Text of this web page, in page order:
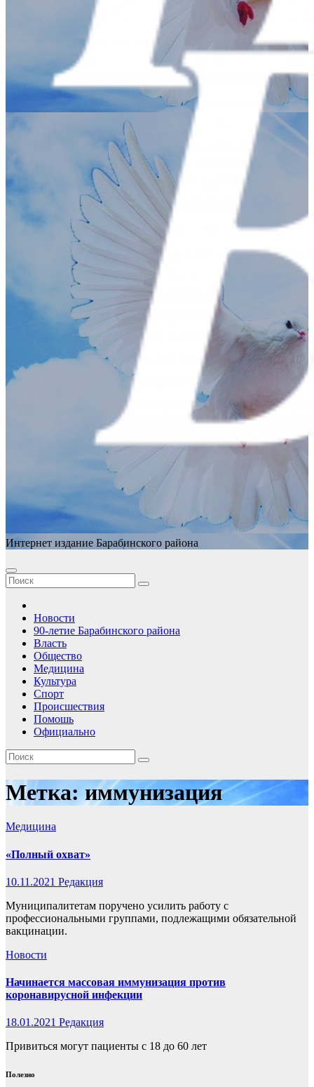
Интернет издание Барабинского района
Новости
90-летие Барабинского района
Власть
Общество
Медицина
Культура
Спорт
Происшествия
Помошь
Официально
Метка:иммунизация
Медицина
«Полный охват»
10.11.2021 Редакция
Муниципалитетам поручено усилить работу с
профессиональными группами, подлежащими обязательной
вакцинации.
Новости
Начинается массовая иммунизация против
коронавирусной инфекции
18.01.2021 Редакция
Привиться могут пациенты с 18 до 60 лет
Полезно